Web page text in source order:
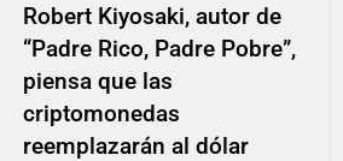
Robert Kiyosaki, autor de
“Padre Rico, Padre Pobre”,
piensa que las
criptomonedas
reemplazarán al dólar